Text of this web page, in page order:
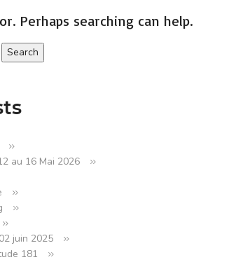
Perhaps searching can help.
au 16 Mai 2026
juin 2025
181